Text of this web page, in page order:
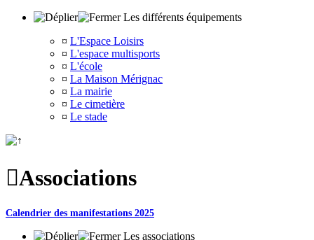
Les différents équipements
¤ L'Espace Loisirs
¤ L'espace multisports
¤ L'école
¤ La Maison Mérignac
¤ La mairie
¤ Le cimetière
¤ Le stade
Associations
Calendrier des manifestations 2025
Les associations